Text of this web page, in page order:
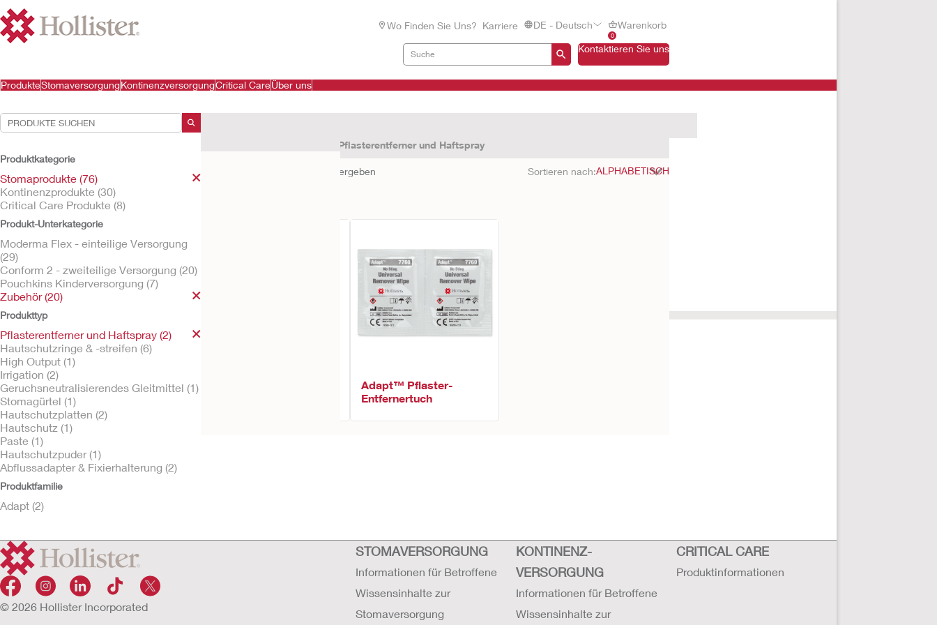
Wo Finden Sie Uns? Karriere DE - Deutsch
0
Warenkorb
Kontaktieren Sie uns
ProdukteStomaversorgungKontinenzversorgungCritical CareÜber uns
Produktkategorie
Stomaprodukte (76)
Kontinenzprodukte (30)
Critical Care Produkte (8)
Produkt-Unterkategorie
Moderma Flex - einteilige Versorgung
(29)
Conform 2 - zweiteilige Versorgung (20)
Pouchkins Kinderversorgung (7)
Zubehör (20)
Produkttyp
Pflasterentferner und Haftspray (2)
Hautschutzringe & -streifen (6)
High Output (1)
Irrigation (2)
Geruchsneutralisierendes Gleitmittel (1)
Stomagürtel (1)
Hautschutzplatten (2)
Hautschutz (1)
Paste (1)
Hautschutzpuder (1)
Abflussadapter & Fixierhalterung (2)
Produktfamilie
Adapt (2)
Pflasterentferner und Haftspray
Ergebnisse ergeben Sortieren nach:
Adapt™ Pflaster-
Entfernertuch
© 2026 Hollister Incorporated
STOMAVERSORGUNG
Informationen für Betroffene
Wissensinhalte zur
Stomaversorgung
KONTINENZ-
VERSORGUNG
Informationen für Betroffene
Wissensinhalte zur
CRITICAL CARE
Produktinformationen